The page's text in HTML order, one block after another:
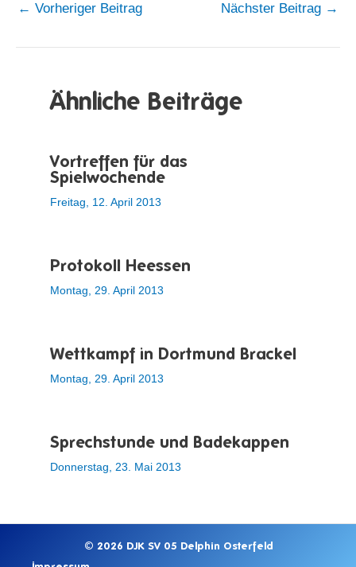
← Vorheriger Beitrag Nächster Beitrag →
Ähnliche Beiträge
Vortreffen für das
Spielwochende
Freitag, 12. April 2013
Protokoll Heessen
Montag, 29. April 2013
Wettkampf in Dortmund Brackel
Montag, 29. April 2013
Sprechstunde und Badekappen
Donnerstag, 23. Mai 2013
© 2026 DJK SV 05 Delphin Osterfeld